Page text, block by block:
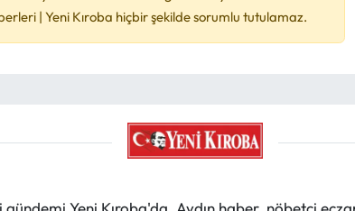
| Yeni Kıroba hiçbir şekilde sorumlu tutulamaz.